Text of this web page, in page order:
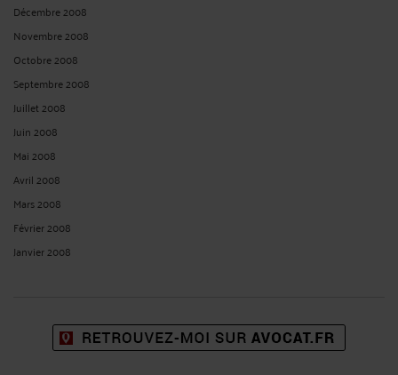
Décembre 2008
Novembre 2008
Octobre 2008
Septembre 2008
Juillet 2008
Juin 2008
Mai 2008
Avril 2008
Mars 2008
Février 2008
Janvier 2008